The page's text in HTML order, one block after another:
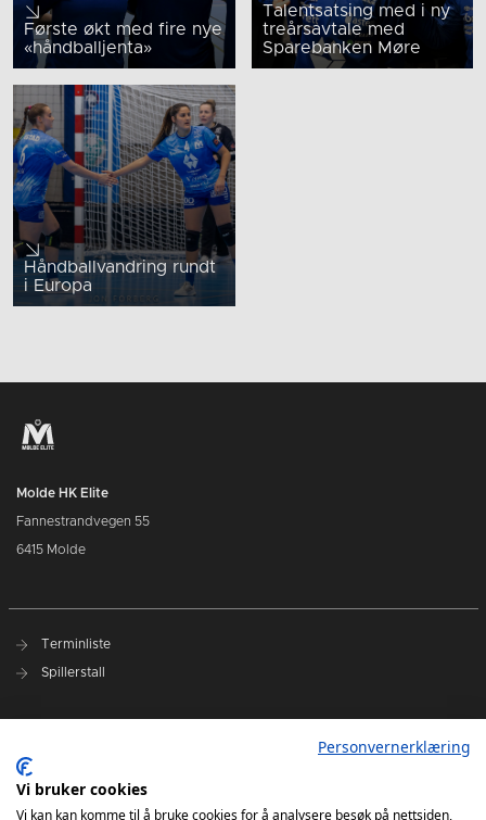
Første økt med fire nye
«håndballjenta»
Talentsatsing med i ny
treårsavtale med
Sparebanken Møre
Håndballvandring rundt
i Europa
Molde HK Elite
Fannestrandvegen 55
6415 Molde
Terminliste
Spillerstall
Kjøp billetter
Personvernerklæring
Vi bruker cookies
Vi kan kan komme til å bruke cookies for å analysere besøk på nettsiden,